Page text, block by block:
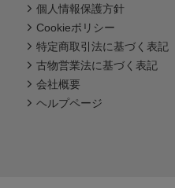
個人情報保護方針
Cookieポリシー
特定商取引法に基づく表記
古物営業法に基づく表記
会社概要
ヘルプページ